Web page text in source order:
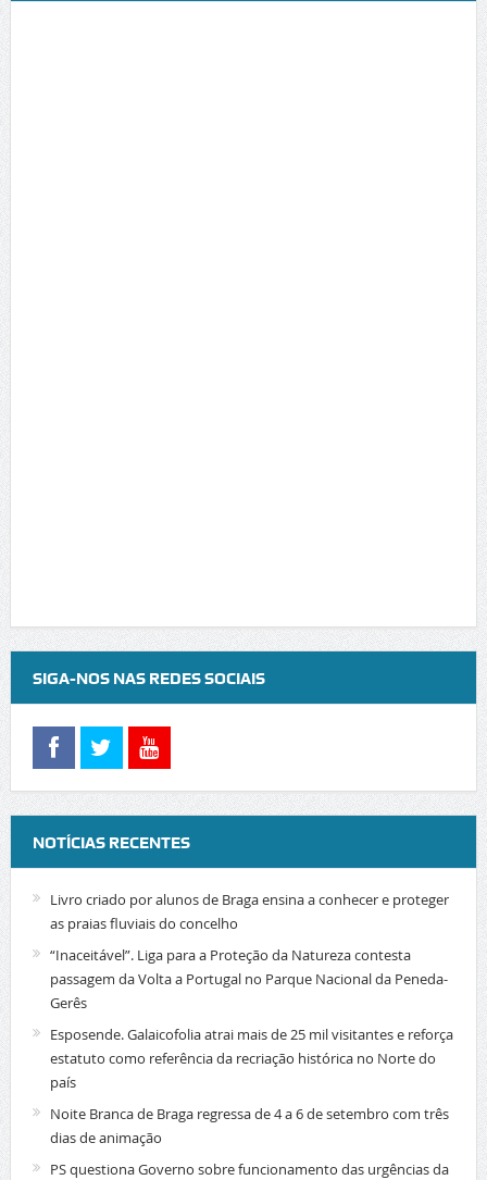
SIGA-NOS NAS REDES SOCIAIS
NOTÍCIAS RECENTES
Livro criado por alunos de Braga ensina a conhecer e proteger
as praias fluviais do concelho
“Inaceitável”. Liga para a Proteção da Natureza contesta
passagem da Volta a Portugal no Parque Nacional da Peneda-
Gerês
Esposende. Galaicofolia atrai mais de 25 mil visitantes e reforça
estatuto como referência da recriação histórica no Norte do
país
Noite Branca de Braga regressa de 4 a 6 de setembro com três
dias de animação
PS questiona Governo sobre funcionamento das urgências da